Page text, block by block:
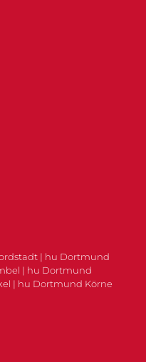
| hu Dortmund
| hu Dortmund
| hu Dortmund Körne